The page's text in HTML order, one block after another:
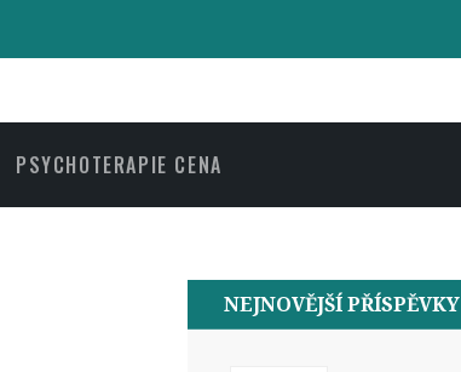
PSYCHOTERAPIE CENA
NEJNOVĚJŠÍ PŘÍSPĚVKY